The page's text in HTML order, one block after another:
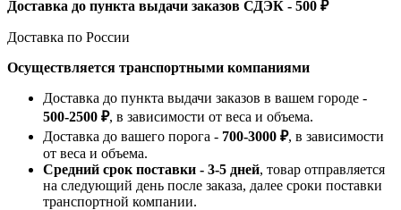
Доставка до пункта выдачи заказов СДЭК - 500 ₽
Доставка по России
Осуществляется транспортными компаниями
Доставка до пункта выдачи заказов в вашем городе -
500-2500 ₽, в зависимости от веса и объема.
Доставка до вашего порога - 700-3000 ₽, в зависимости
от веса и объема.
Средний срок поставки - 3-5 дней, товар отправляется
на следующий день после заказа, далее сроки поставки
транспортной компании.